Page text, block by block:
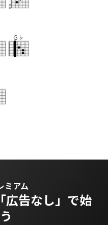
G♭
ミアム
「広告なし」で始